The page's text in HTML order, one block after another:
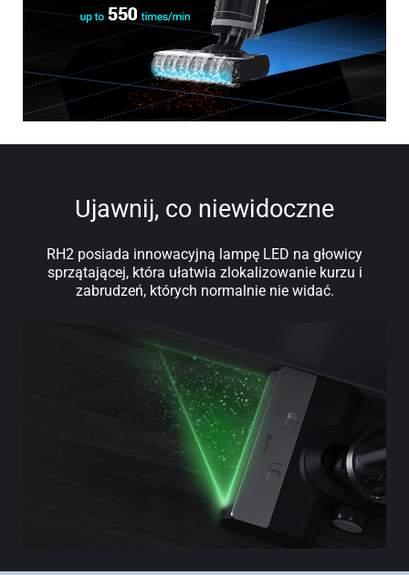
Ujawnij, co niewidoczne
RH2 posiada innowacyjną lampę LED na głowicy
sprzątającej, która ułatwia zlokalizowanie kurzu i
zabrudzeń, których normalnie nie widać.